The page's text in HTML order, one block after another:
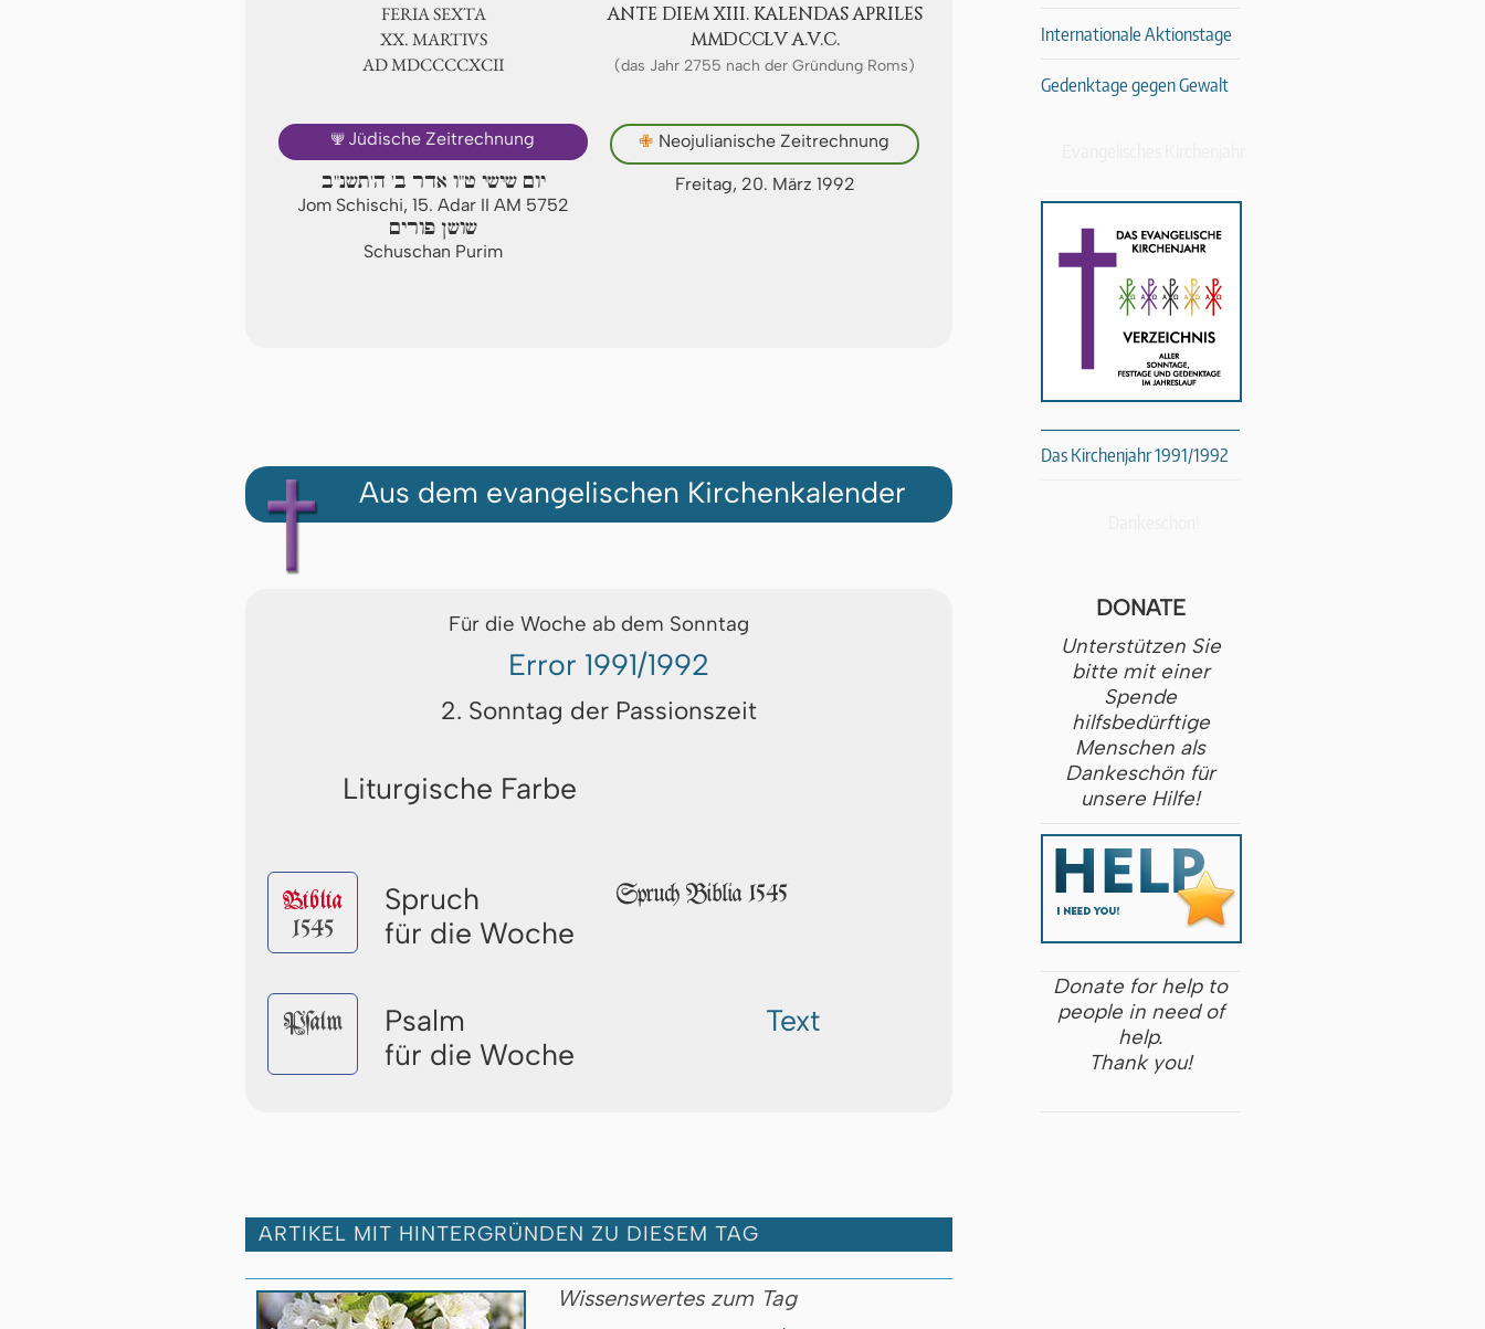
FERIA SEXTA
ⅩⅩ. MARTIVS
AD ⅯⅮⅭⅭⅭⅭⅩⅭⅡ
ANTE DIEM XIII. KA­LEN­DAS APRI­LES
ⅯⅯⅮⅭⅭⅬⅤ A.V.C.
(das Jahr 2755 nach der Gründung Roms)
🕎 Jüdische Zeitrechnung
יום שישי ט"ו אדר ב' ה'תשנ"ב
Jom Schischi, 15. Adar II AM 5752
שושן פורים
Schuschan Purim
✙ Neojulianische Zeitrechnung
Freitag, 20. März 1992
Aus dem evangelischen Kirchenkalender
Für die Woche ab dem Sonntag
Error 1991/1992
2. Sonntag der Passionszeit
Liturgische Farbe
Biblia
1545
Spruch
für die Woche
Spruch Biblia 1545
Pſalm
Psalm
für die Woche
Text
ARTIKEL MIT HINTERGRÜNDEN ZU DIESEM TAG
Wissenswertes zum Tag
Internationale Aktionstage
Gedenktage gegen Gewalt
Das Kirchenjahr 1991/1992
DONATE
Unterstützen Sie
bitte mit einer
Spende
hilfsbedürftige
Menschen als
Dankeschön für
unsere Hilfe!
Donate for help to
people in need of
help.
Thank you!